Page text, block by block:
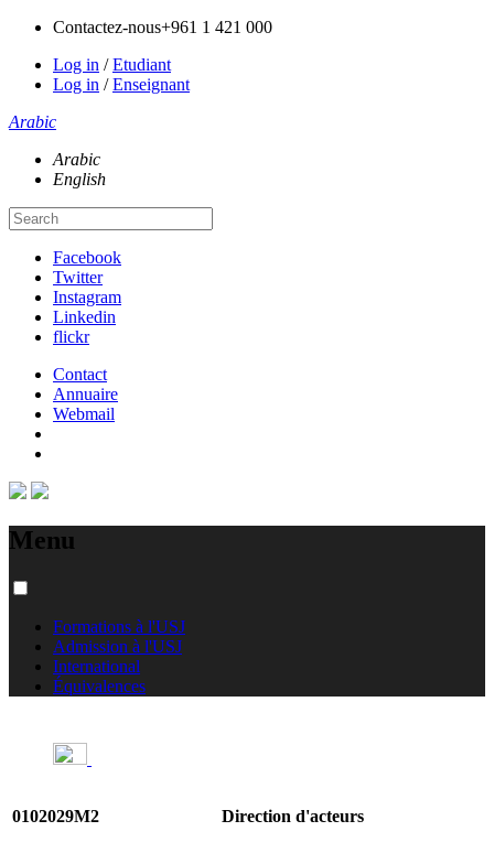
Contactez-nous+961 1 421 000
Log in /Etudiant
Log in /Enseignant
Arabic
Arabic
English
Facebook
Twitter
Instagram
Linkedin
flickr
Contact
Annuaire
Webmail
Menu
Formations à l'USJ
Admission à l'USJ
International
Équivalences
0102029M2 Direction d'acteurs